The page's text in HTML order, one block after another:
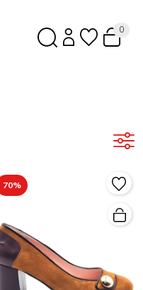
0
70%